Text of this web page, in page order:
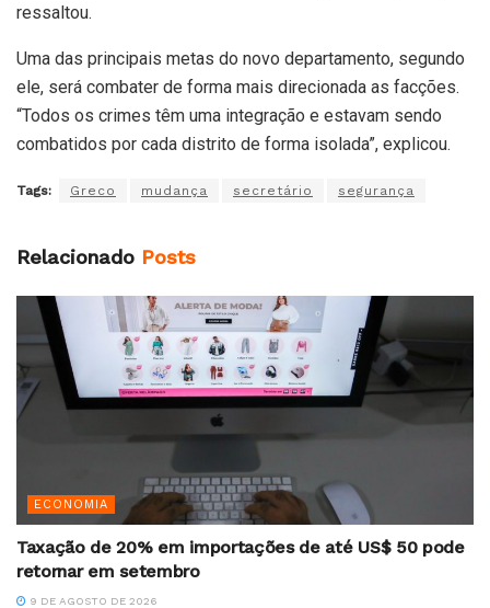
ressaltou.
Uma das principais metas do novo departamento, segundo
ele, será combater de forma mais direcionada as facções.
“Todos os crimes têm uma integração e estavam sendo
combatidos por cada distrito de forma isolada”, explicou.
Tags: Greco mudança secretário segurança
Relacionado Posts
ECONOMIA
Taxação de 20% em importações de até US$ 50 pode
retornar em setembro
9 DE AGOSTO DE 2026